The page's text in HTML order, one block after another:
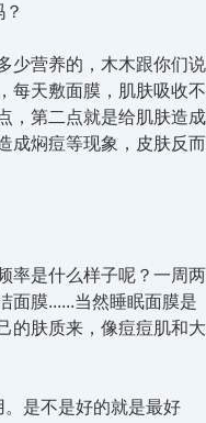
少营养的，木木跟你们说
每天敷面膜，肌肤吸收不
，第二点就是给肌肤造成
成焖痘等现象，皮肤反而
率是什么样子呢？一周两
面膜......当然睡眠面膜是
的肤质来，像痘痘肌和大
是不是好的就是最好